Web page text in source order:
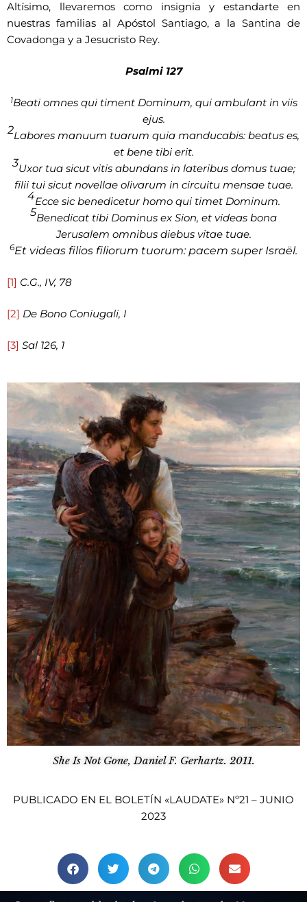
Altísimo, llevaremos como insignia y estandarte en
nuestras familias al Apóstol Santiago, a la Santina de
Covadonga y a Jesucristo Rey.
Psalmi 127
1Beati omnes qui timent Dominum, qui ambulant in viis
ejus.
2Labores manuum tuarum quia manducabis: beatus es,
et bene tibi erit.
3Uxor tua sicut vitis abundans in lateribus domus tuae;
filii tui sicut novellae olivarum in circuitu mensae tuae.
4Ecce sic benedicetur homo qui timet Dominum.
5Benedicat tibi Dominus ex Sion, et videas bona
Jerusalem omnibus diebus vitae tuae.
6Et videas filios filiorum tuorum: pacem super Israël.
[1] C.G., IV, 78
[2] De Bono Coniugali, I
[3] Sal 126, 1
She Is Not Gone, Daniel F. Gerhartz. 2011.
PUBLICADO EN EL BOLETÍN «LAUDATE» Nº21 – JUNIO
2023